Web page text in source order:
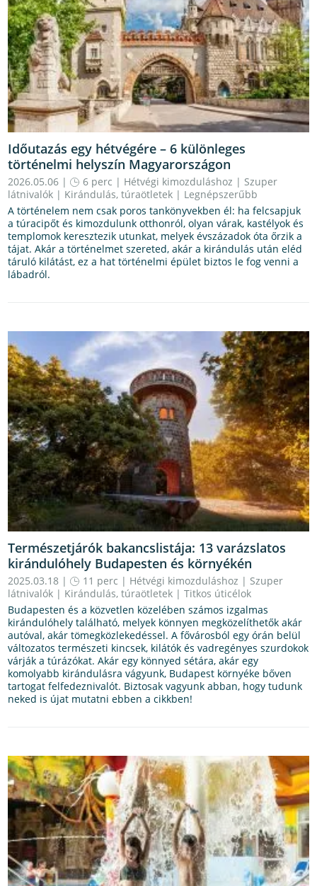
Időutazás egy hétvégére – 6 különleges
történelmi helyszín Magyarországon
2026.05.06 | 6 perc | Hétvégi kimozduláshoz | Szuper
látnivalók | Kirándulás, túraötletek | Legnépszerűbb
A történelem nem csak poros tankönyvekben él: ha felcsapjuk
a túracipőt és kimozdulunk otthonról, olyan várak, kastélyok és
templomok keresztezik utunkat, melyek évszázadok óta őrzik a
tájat. Akár a történelmet szereted, akár a kirándulás után eléd
táruló kilátást, ez a hat történelmi épület biztos le fog venni a
lábadról.
Természetjárók bakancslistája: 13 varázslatos
kirándulóhely Budapesten és környékén
2025.03.18 | 11 perc | Hétvégi kimozduláshoz | Szuper
látnivalók | Kirándulás, túraötletek |Titkos úticélok
Budapesten és a közvetlen közelében számos izgalmas
kirándulóhely található, melyek könnyen megközelíthetők akár
autóval, akár tömegközlekedéssel. A fővárosból egy órán belül
változatos természeti kincsek, kilátók és vadregényes szurdokok
várják a túrázókat. Akár egy könnyed sétára, akár egy
komolyabb kirándulásra vágyunk, Budapest környéke bőven
tartogat felfedeznivalót. Biztosak vagyunk abban, hogy tudunk
neked is újat mutatni ebben a cikkben!